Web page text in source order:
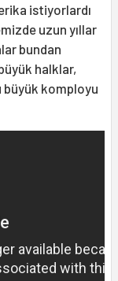
istiyorlardı
uzun yıllar
bundan
halklar,
büyük komployu